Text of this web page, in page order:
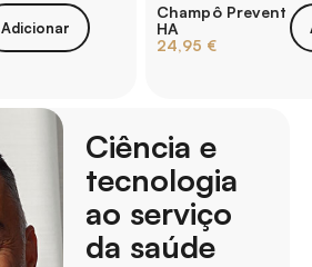
Adicionar
Champô Prevent
HA
24,95 €
Ciência e
tecnologia
ao serviço
da saúde